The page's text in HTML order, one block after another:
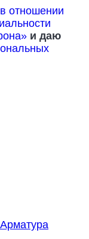
отношении
и даю